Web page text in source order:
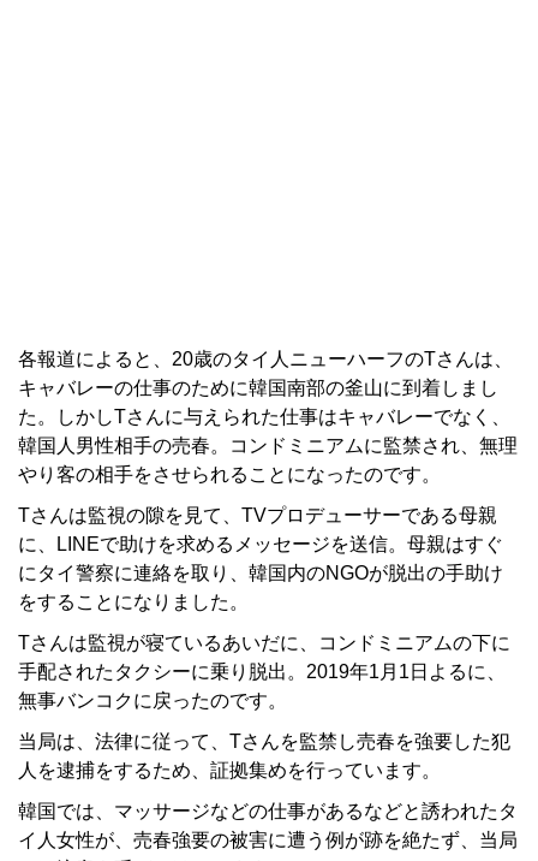
各報道によると、20歳のタイ人ニューハーフのTさんは、
キャバレーの仕事のために韓国南部の釜山に到着しまし
た。しかしTさんに与えられた仕事はキャバレーでなく、
韓国人男性相手の売春。コンドミニアムに監禁され、無理
やり客の相手をさせられることになったのです。
Tさんは監視の隙を見て、TVプロデューサーである母親
に、LINEで助けを求めるメッセージを送信。母親はすぐ
にタイ警察に連絡を取り、韓国内のNGOが脱出の手助け
をすることになりました。
Tさんは監視が寝ているあいだに、コンドミニアムの下に
手配されたタクシーに乗り脱出。2019年1月1日よるに、
無事バンコクに戻ったのです。
当局は、法律に従って、Tさんを監禁し売春を強要した犯
人を逮捕をするため、証拠集めを行っています。
韓国では、マッサージなどの仕事があるなどと誘われたタ
イ人女性が、売春強要の被害に遭う例が跡を絶たず、当局